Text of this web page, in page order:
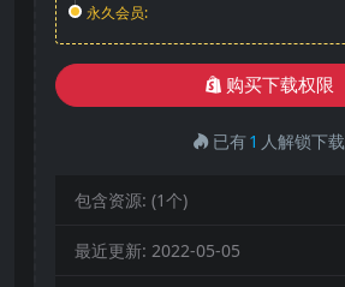
永久会员:
购买下载权限
已有1 人解锁下载
包含资源: (1个)
最近更新: 2022-05-05